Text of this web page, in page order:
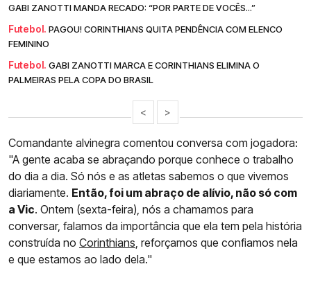
GABI ZANOTTI MANDA RECADO: “POR PARTE DE VOCÊS...”
Futebol. PAGOU! CORINTHIANS QUITA PENDÊNCIA COM ELENCO
FEMININO
Futebol. GABI ZANOTTI MARCA E CORINTHIANS ELIMINA O
PALMEIRAS PELA COPA DO BRASIL
< >
Comandante alvinegra comentou conversa com jogadora:
"A gente acaba se abraçando porque conhece o trabalho
do dia a dia. Só nós e as atletas sabemos o que vivemos
diariamente. Então, foi um abraço de alívio, não só com
a Vic. Ontem (sexta-feira), nós a chamamos para
conversar, falamos da importância que ela tem pela história
construída no Corinthians, reforçamos que confiamos nela
e que estamos ao lado dela."